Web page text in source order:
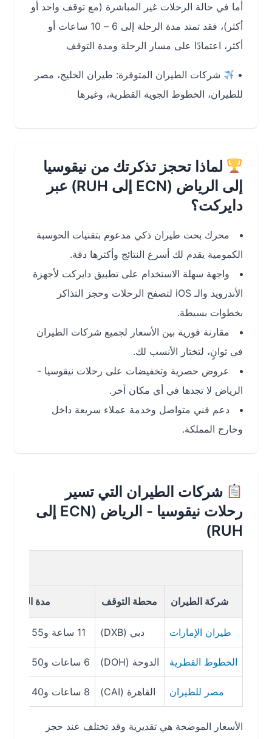
أما في حالة الرحلات غير المباشرة (مع توقف واحد أو
أكثر)، فقد تمتد مدة الرحلة إلى6 – 10 ساعات
أو
أكثر، اعتمادًا على مسار الرحلة ومدة التوقف
شركات الطيران المتوفرة:طيران الخليج، مصر
للطيران، الخطوط الجوية القطرية، وغيرها
لماذا تحجز تذكرتك من نيقوسيا
إلى الرياض (ECN إلى RUH) عبر
دايركت؟
محرك بحث طيران ذكي مدعوم بتقنيات الحوسبة
الكمومية يقدم لك أسرع النتائج وأكثرها دقة.
واجهة سهلة الاستخدام على تطبيق دايركت لأجهزة
الأندرويد والـ iOS لتصفح الرحلات وحجز التذاكر
بخطوات بسيطة.
مقارنة فورية بين الأسعار لجميع شركات الطيران
في ثوانٍ، لتختار الأنسب لك.
عروض حصرية وتخفيضات على رحلات نيقوسيا -
الرياض لا تجدها في أي مكان آخر.
دعم فني متواصل وخدمة عملاء سريعة داخل
وخارج المملكة.
شركات الطيران التي تسير
رحلات نيقوسيا - الرياض (ECN إلى
RUH)
شركة الطيران محطة التوقف مدة الرحلة
طيران الإمارات 11 ساعة و55 دقيقة
الخطوط القطرية الدوحة (DOH) 6 ساعات و50 دقيقة
مصر للطيران القاهرة (CAI) 8 ساعات و40 دقيقة
الأسعار الموضحة هي تقديرية وقد تختلف عند حجز